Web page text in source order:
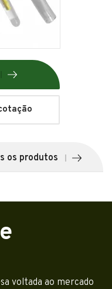
os produtos
voltada ao mercado